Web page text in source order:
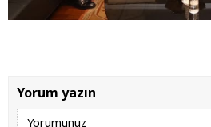
Yorum yazın